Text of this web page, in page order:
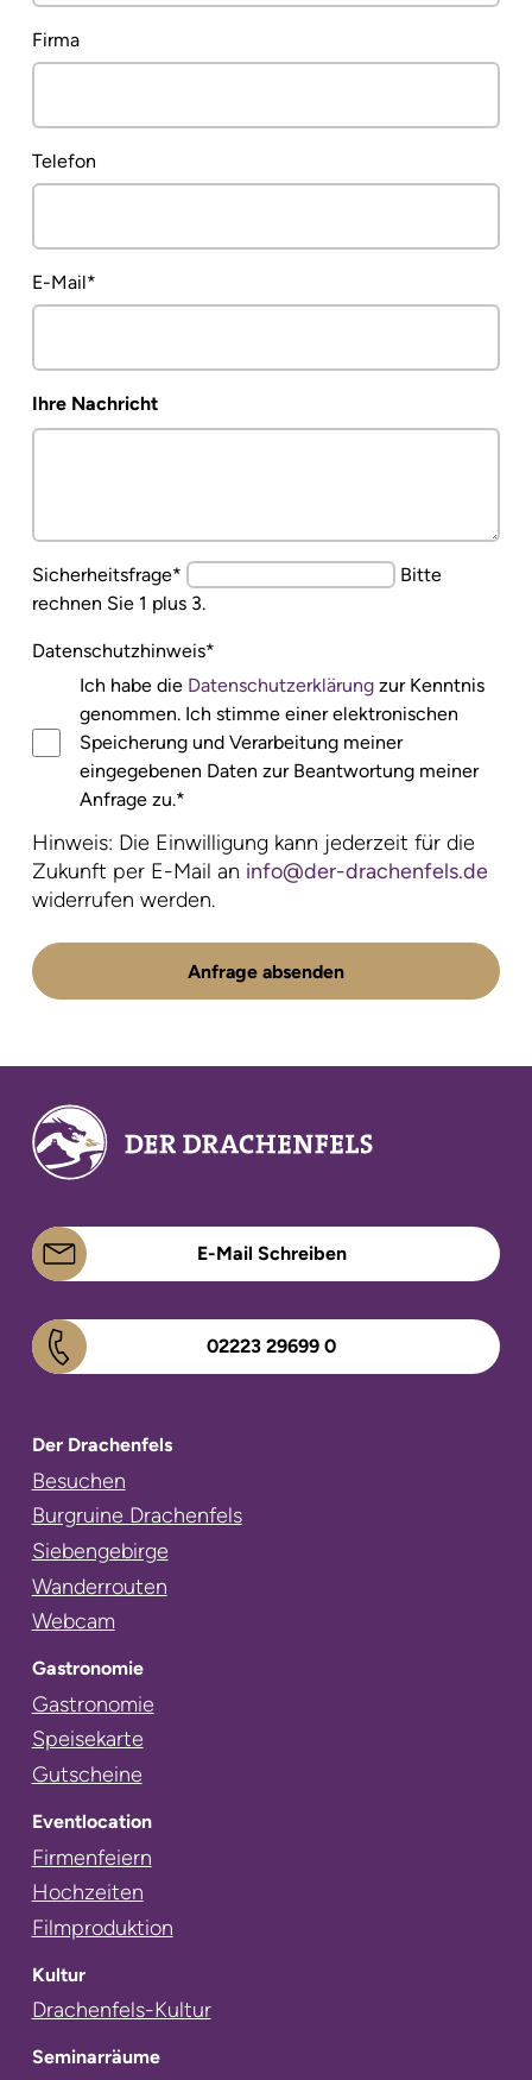
Firma
Telefon
Pflichtfeld
E-Mail*
Ihre Nachricht
Pflichtfeld
Sicherheitsfrage*
Bitte
rechnen Sie 1 plus 3.
Pflichtfeld
Datenschutzhinweis*
Pflichtfeld
Ich habe die Datenschutzerklärungzur Kenntnis
genommen. Ich stimme einer elektronischen
Speicherung und Verarbeitung meiner
eingegebenen Daten zur Beantwortung meiner
Anfrage zu.*
Hinweis: Die Einwilligung kann jederzeit für die
Zukunft per E-Mail an info@der-drachenfels.de
widerrufen werden.
Anfrage absenden
E-Mail Schreiben
02223 29699 0
Der Drachenfels
Navigation
überspringen
Besuchen
Burgruine Drachenfels
Siebengebirge
Wanderrouten
Webcam
Gastronomie
Navigation
überspringen
Gastronomie
Speisekarte
Gutscheine
Eventlocation
Navigation
überspringen
Firmenfeiern
Hochzeiten
Filmproduktion
Kultur
Navigation
Drachenfels-Kultur
Seminarräume